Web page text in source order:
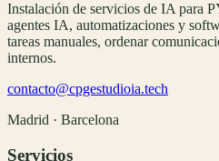
Instalación de servicios de IA para
agentes IA, automatizaciones y
tareas manuales, ordenar
internos.
contacto@cpgestudioia.tech
Madrid · Barcelona
Servicios